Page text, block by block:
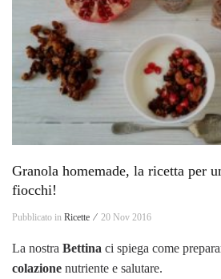
Granola homemade, la ricetta per
fiocchi!
Pubblicato in Ricette ⁄ 20 Nov 2016
La nostra Bettina ci spiega come
colazione nutriente e salutare.